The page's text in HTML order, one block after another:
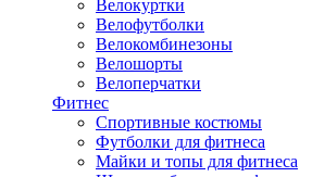
Велокуртки
Велофутболки
Велокомбинезоны
Велошорты
Велоперчатки
Фитнес
Спортивные костюмы
Футболки для фитнеса
Майки и топы для фитнеса